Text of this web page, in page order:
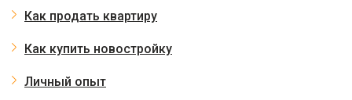
Как продать квартиру
Как купить новостройку
Личный опыт